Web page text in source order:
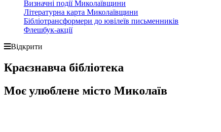
Визначні події Миколаївщини
Літературна карта Миколаївщини
Бібліотрансформери до ювілеїв письменників
Флешбук-акції
Відкрити
Краєзнавча бібліотека
Моє улюблене місто Миколаїв